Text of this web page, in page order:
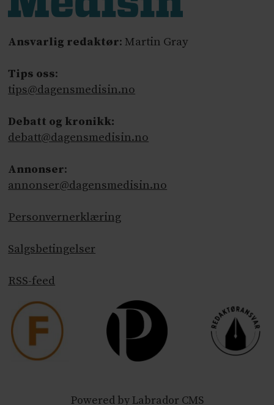
Ansvarlig redaktør: Martin Gray
Tips oss:
tips@dagensmedisin.no
Debatt og kronikk:
debatt@dagensmedisin.no
Annonser:
annonser@dagensmedisin.no
Personvernerklæring
Salgsbetingelser
RSS-feed
Powered by Labrador CMS